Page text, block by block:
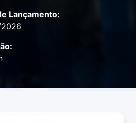
Lançamento: